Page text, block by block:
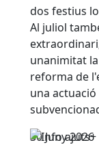
dos festius
Al juliol
unanimitat
reforma de
una
30Juny2026